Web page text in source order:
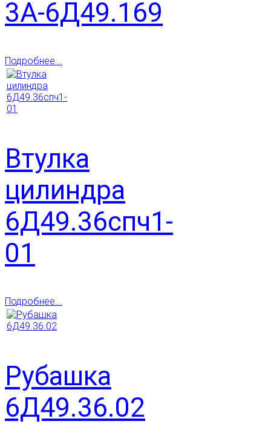
3А-6Д49.169
Подробнее...
Втулка
цилиндра
6Д49.36спч1-
01
Подробнее...
Рубашка
6Д49.36.02